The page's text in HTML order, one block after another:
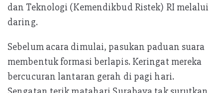
dan Teknologi (Kemendikbud Ristek) RI melalui
daring.
Sebelum acara dimulai, pasukan paduan suara
membentuk formasi berlapis. Keringat mereka
bercucuran lantaran gerah di pagi hari.